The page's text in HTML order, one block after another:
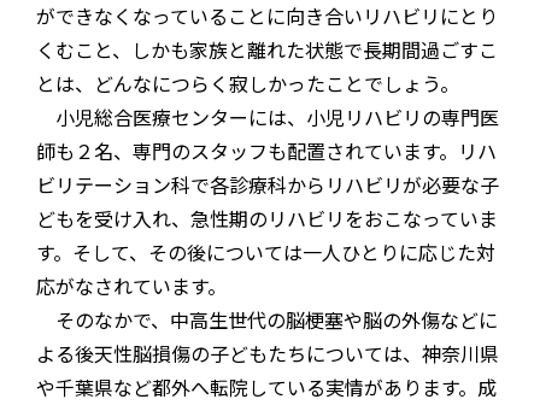
ができなくなっていることに向き合いリハビリにとり
くむこと、しかも家族と離れた状態で長期間過ごすこ
とは、どんなにつらく寂しかったことでしょう。
小児総合医療センターには、小児リハビリの専門医
師も２名、専門のスタッフも配置されています。リハ
ビリテーション科で各診療科からリハビリが必要な子
どもを受け入れ、急性期のリハビリをおこなっていま
す。そして、その後については一人ひとりに応じた対
応がなされています。
そのなかで、中高生世代の脳梗塞や脳の外傷などに
よる後天性脳損傷の子どもたちについては、神奈川県
や千葉県など都外へ転院している実情があります。成